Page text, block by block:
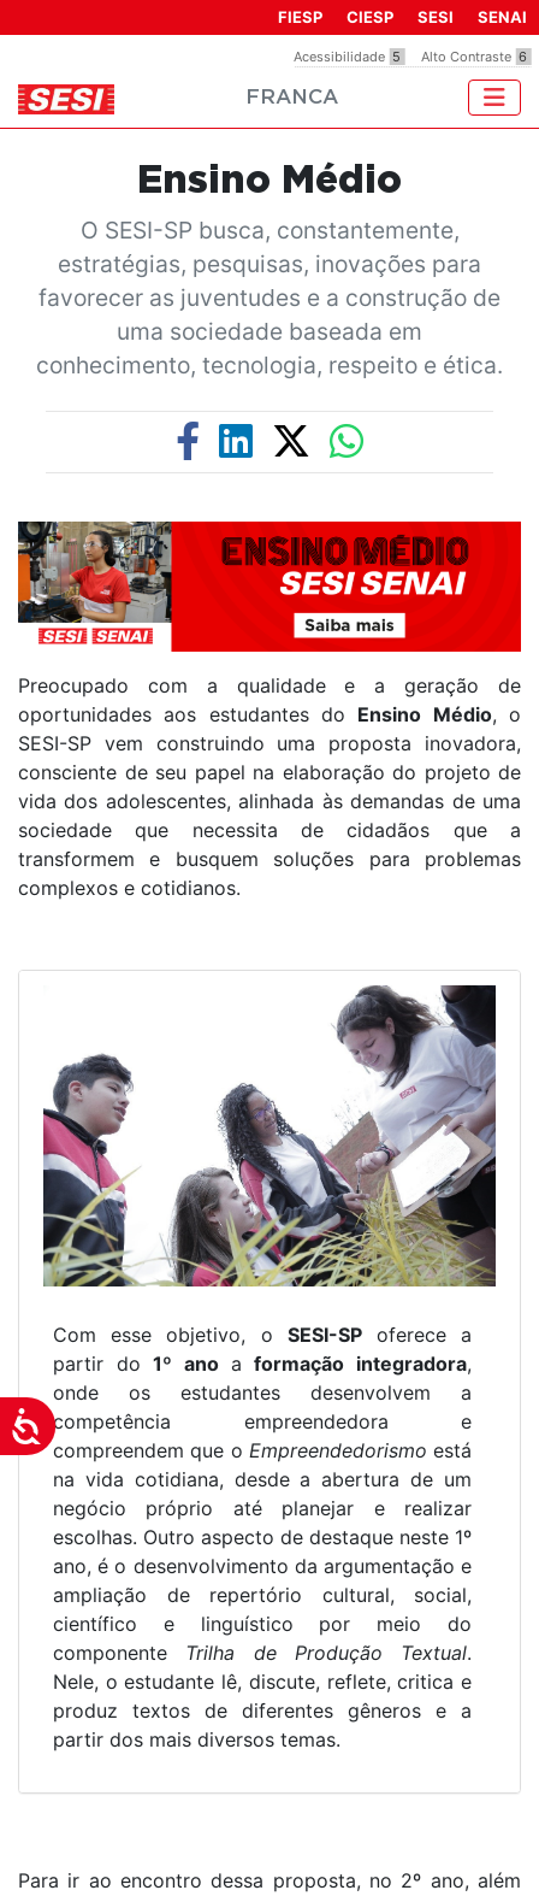
inclui
um
acessibilidade.
Acessibilidade
Acessibilidade 5 Alto Contraste 6
FIESP CIESP SESI SENAI
FRANCA
Ensino Médio
O SESI-SP busca, constantemente,
estratégias, pesquisas, inovações para
favorecer as juventudes e a construção de
uma sociedade baseada em
conhecimento, tecnologia, respeito e ética.
Preocupado com a qualidade e a geração de
oportunidades aos estudantes do Ensino Médio, o
SESI-SP vem construindo uma proposta inovadora,
consciente de seu papel na elaboração do projeto de
vida dos adolescentes, alinhada às demandas de uma
sociedade que necessita de cidadãos que a
transformem e busquem soluções para problemas
complexos e cotidianos.
Com esse objetivo, o SESI-SPoferece a
partir do1º ano aformação integradora,
onde os estudantes desenvolvem a
competência empreendedora e
compreendem que o Empreendedorismo está
na vida cotidiana, desde a abertura de um
negócio próprio até planejar e realizar
escolhas. Outro aspecto de destaque neste 1º
ano, é o desenvolvimento da argumentação e
ampliação de repertório cultural, social,
científico e linguístico por meio do
componente Trilha de Produção Textual.
Nele, o estudante lê, discute, reflete, critica e
produz textos de diferentes gêneros e a
partir dos mais diversos temas.
Para ir ao encontro dessa proposta, no 2º ano, além